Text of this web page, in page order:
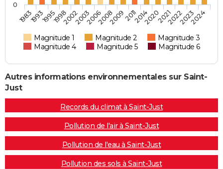
Magnitude 1 Magnitude 2
Magnitude 3
Magnitude 4
Magnitude 5 Magnitude 6
1983199319951998200220032006200820092011201420202021202220232024
0
Autres informations environnementales sur Saint-
Just
Records du climat à Saint-Just
Pollution de l'air à Saint-Just
Pollution de l'eau à Saint-Just
Pollution des sols à Saint-Just